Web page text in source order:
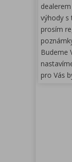
výhody s
prosím
Budeme
pro Vás